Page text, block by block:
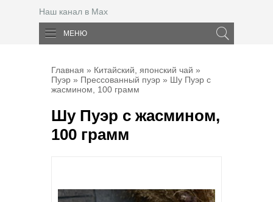
Наш канал в Max
МЕНЮ
Главная » Китайский, японский чай »
Пуэр » Прессованный пуэр » Шу Пуэр с
жасмином, 100 грамм
Шу Пуэр с жасмином,
100 грамм